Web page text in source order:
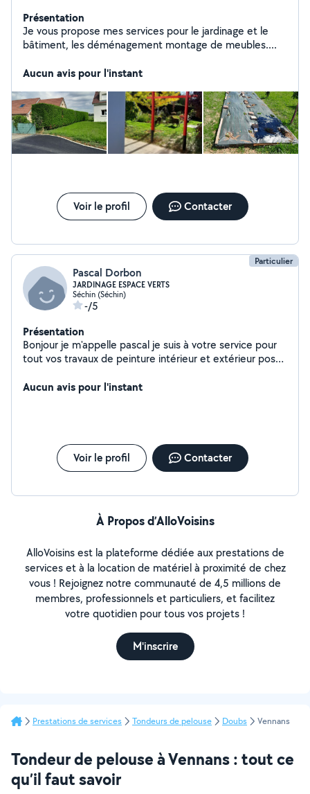
Présentation
Je vous propose mes services pour le jardinage et le
bâtiment, les déménagement montage de meubles....
Aucun avis pour l'instant
Voir le profil Contacter
Particulier
Pascal Dorbon
JARDINAGE ESPACE VERTS
Séchin (Séchin)
-/5
Présentation
Bonjour je m'appelle pascal je suis à votre service pour
tout vos travaux de peinture intérieur et extérieur pose
verts petite maçonnerie merci de votre confiance
Aucun avis pour l'instant
Voir le profil Contacter
À Propos d’AlloVoisins
AlloVoisins est la plateforme dédiée aux prestations de
services et à la location de matériel à proximité de chez
vous ! Rejoignez notre communauté de 4,5 millions de
membres, professionnels et particuliers, et facilitez
votre quotidien pour tous vos projets !
M'inscrire
Prestations de services Tondeurs de pelouse Doubs Vennans
Tondeur de pelouse à Vennans : tout ce
qu’il faut savoir